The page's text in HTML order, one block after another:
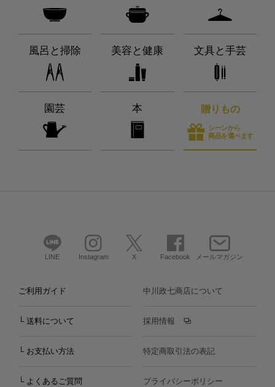
風呂と掃除 美容と健康 文具と手芸
園芸 本 贈りもの
シーンから
商品を選べます
LINE Instagram X Facebook メールマガジン
ご利用ガイド
└ 送料について
└ お支払い方法
└ よくあるご質問
中川政七商店について
採用情報
特定商取引法の表記
プライバシーポリシー